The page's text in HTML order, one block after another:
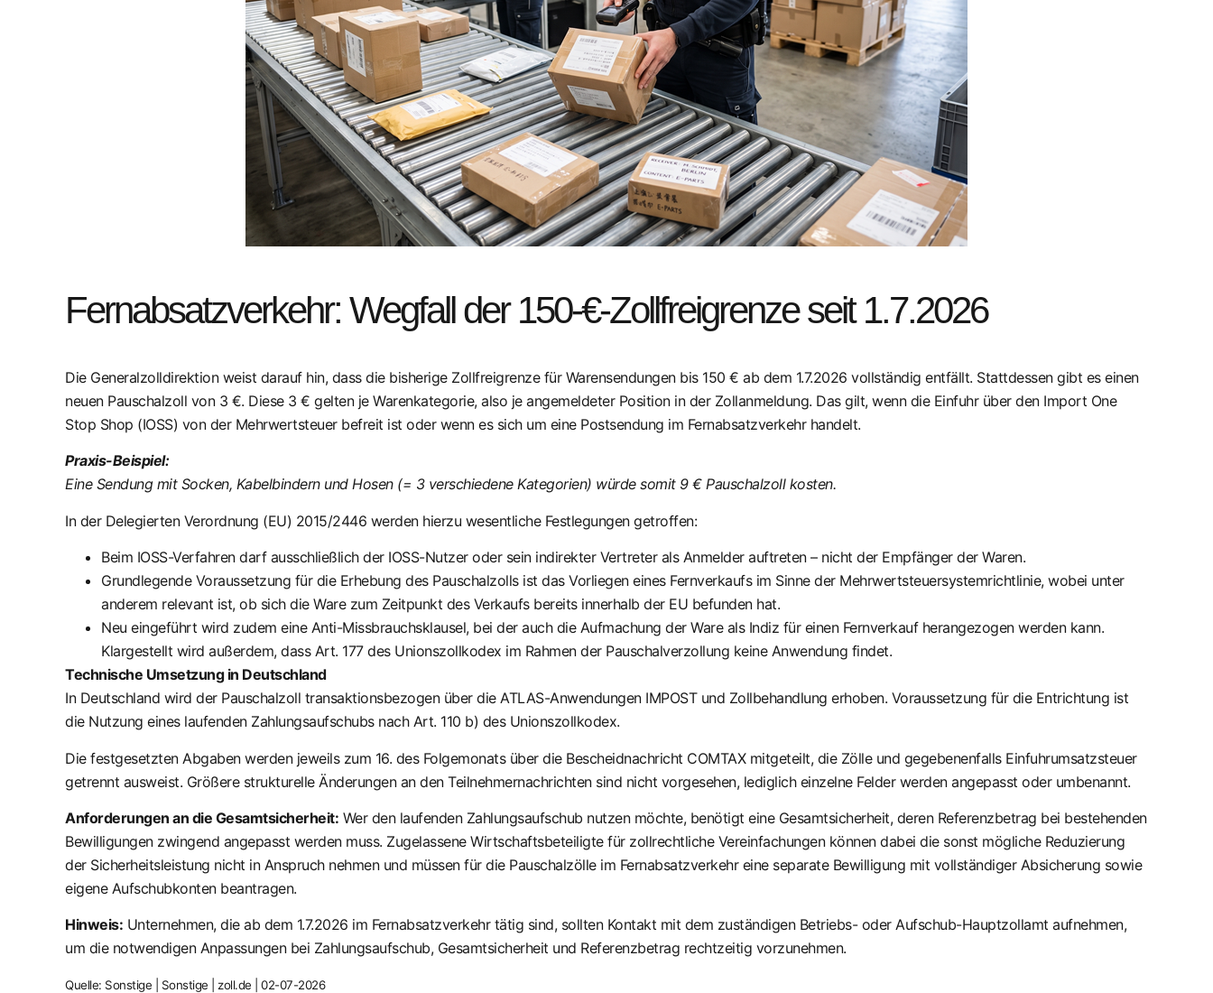
Fernabsatzverkehr: Wegfall der 150-€-Zollfreigrenze seit 1.7.2026
Die Generalzolldirektion weist darauf hin, dass die bisherige Zollfreigrenze für Warensendungen bis 150 € ab dem 1.7.2026 vollständig entfällt. Stattdessen gibt es einen
neuen Pauschalzoll von 3 €. Diese 3 € gelten je Warenkategorie, also je angemeldeter Position in der Zollanmeldung. Das gilt, wenn die Einfuhr über den Import One
Stop Shop (IOSS) von der Mehrwertsteuer befreit ist oder wenn es sich um eine Postsendung im Fernabsatzverkehr handelt.
Praxis-Beispiel:
Eine Sendung mit Socken, Kabelbindern und Hosen (= 3 verschiedene Kategorien) würde somit 9 € Pauschalzoll kosten.
In der Delegierten Verordnung (EU) 2015/2446 werden hierzu wesentliche Festlegungen getroffen:
Beim IOSS-Verfahren darf ausschließlich der IOSS-Nutzer oder sein indirekter Vertreter als Anmelder auftreten – nicht der Empfänger der Waren.
Grundlegende Voraussetzung für die Erhebung des Pauschalzolls ist das Vorliegen eines Fernverkaufs im Sinne der Mehrwertsteuersystemrichtlinie, wobei unter
anderem relevant ist, ob sich die Ware zum Zeitpunkt des Verkaufs bereits innerhalb der EU befunden hat.
Neu eingeführt wird zudem eine Anti-Missbrauchsklausel, bei der auch die Aufmachung der Ware als Indiz für einen Fernverkauf herangezogen werden kann.
Klargestellt wird außerdem, dass Art. 177 des Unionszollkodex im Rahmen der Pauschalverzollung keine Anwendung findet.
Technische Umsetzung in Deutschland
In Deutschland wird der Pauschalzoll transaktionsbezogen über die ATLAS-Anwendungen IMPOST und Zollbehandlung erhoben. Voraussetzung für die Entrichtung ist
die Nutzung eines laufenden Zahlungsaufschubs nach Art. 110 b) des Unionszollkodex.
Die festgesetzten Abgaben werden jeweils zum 16. des Folgemonats über die Bescheidnachricht COMTAX mitgeteilt, die Zölle und gegebenenfalls Einfuhrumsatzsteuer
getrennt ausweist. Größere strukturelle Änderungen an den Teilnehmernachrichten sind nicht vorgesehen, lediglich einzelne Felder werden angepasst oder umbenannt.
Anforderungen an die Gesamtsicherheit: Wer den laufenden Zahlungsaufschub nutzen möchte, benötigt eine Gesamtsicherheit, deren Referenzbetrag bei bestehenden
Bewilligungen zwingend angepasst werden muss. Zugelassene Wirtschaftsbeteiligte für zollrechtliche Vereinfachungen können dabei die sonst mögliche Reduzierung
der Sicherheitsleistung nicht in Anspruch nehmen und müssen für die Pauschalzölle im Fernabsatzverkehr eine separate Bewilligung mit vollständiger Absicherung sowie
eigene Aufschubkonten beantragen.
Hinweis: Unternehmen, die ab dem 1.7.2026 im Fernabsatzverkehr tätig sind, sollten Kontakt mit dem zuständigen Betriebs- oder Aufschub-Hauptzollamt aufnehmen,
um die notwendigen Anpassungen bei Zahlungsaufschub, Gesamtsicherheit und Referenzbetrag rechtzeitig vorzunehmen.
Quelle: Sonstige | Sonstige | zoll.de | 02-07-2026